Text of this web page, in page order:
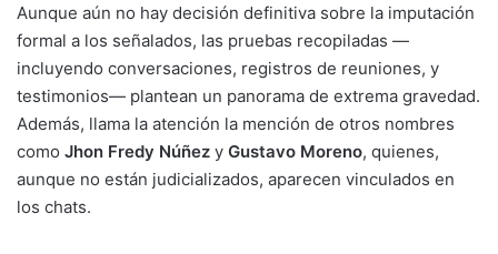
Aunque aún no hay decisión definitiva sobre la imputación
formal a los señalados, las pruebas recopiladas —
incluyendo conversaciones, registros de reuniones, y
testimonios— plantean un panorama de extrema gravedad.
Además, llama la atención la mención de otros nombres
como Jhon Fredy Núñez y Gustavo Moreno, quienes,
aunque no están judicializados, aparecen vinculados en
los chats.